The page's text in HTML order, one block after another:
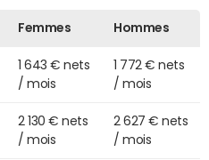
Femmes Hommes
1 643 € nets
/ mois
1 772 € nets
/ mois
2 130 € nets
/ mois
2 627 € nets
/ mois